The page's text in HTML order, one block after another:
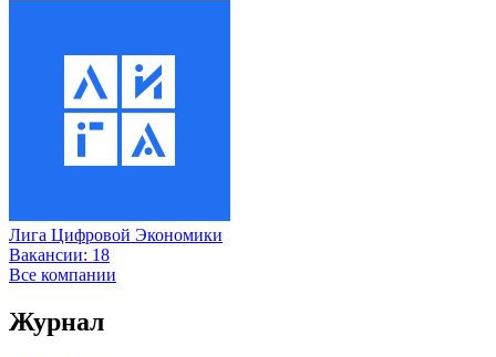
Лига Цифровой Экономики
Вакансии: 18
Все компании
Журнал